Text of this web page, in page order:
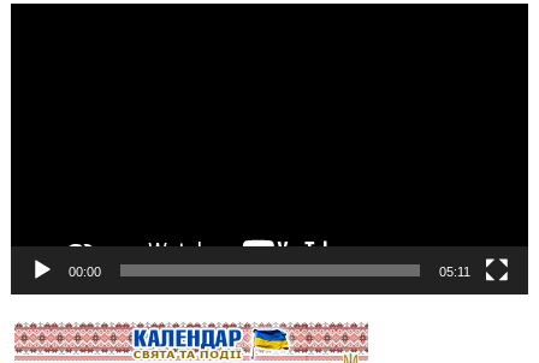
00:00 05:11